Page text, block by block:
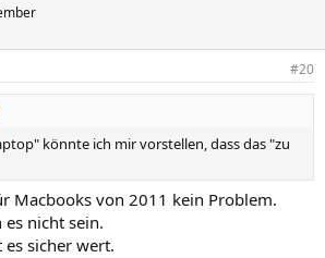
#20
könnte ich mir vorstellen, dass das "zu
Macbooks von 2011 kein Problem.
nicht sein.
es sicher wert.